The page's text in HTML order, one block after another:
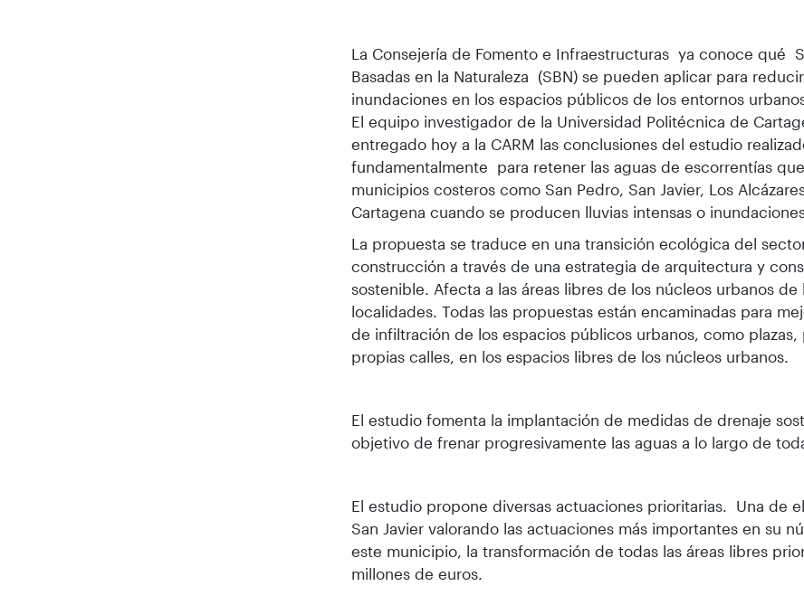
La Consejería de Fomento e Infraestructuras ya conoce qué
Basadas en la Naturaleza (SBN) se pueden aplicar para
inundaciones en los espacios públicos de los entornos
El equipo investigador de la Universidad Politécnica de
entregado hoy a la CARM las conclusiones del estudio
fundamentalmente para retener las aguas de escorrentías
municipios costeros como San Pedro, San Javier, Los
Cartagena cuando se producen lluvias intensas o
La propuesta se traduce en una transición ecológica del
construcción a través de una estrategia de arquitectura y
sostenible. Afecta a las áreas libres de los núcleos urbanos de
localidades. Todas las propuestas están encaminadas para
de infiltración de los espacios públicos urbanos, como plazas,
propias calles, en los espacios libres de los núcleos urbanos.
El estudio fomenta la implantación de medidas de drenaje
objetivo de frenar progresivamente las aguas a lo largo de
El estudio propone diversas actuaciones prioritarias. Una de
San Javier valorando las actuaciones más importantes en su
este municipio, la transformación de todas las áreas libres
millones de euros.